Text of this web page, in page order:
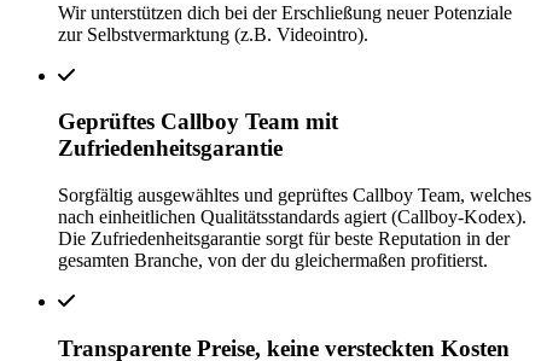
Wir unterstützen dich bei der Erschließung neuer Potenziale
zur Selbstvermarktung (z.B. Videointro).
Geprüftes Callboy Team mit
Zufriedenheitsgarantie
Sorgfältig ausgewähltes und geprüftes Callboy Team, welches
nach einheitlichen Qualitätsstandards agiert (Callboy-Kodex).
Die Zufriedenheitsgarantie sorgt für beste Reputation in der
gesamten Branche, von der du gleichermaßen profitierst.
Transparente Preise, keine versteckten Kosten